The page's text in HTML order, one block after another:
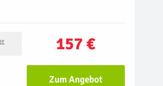
157 €
Zum Angebot